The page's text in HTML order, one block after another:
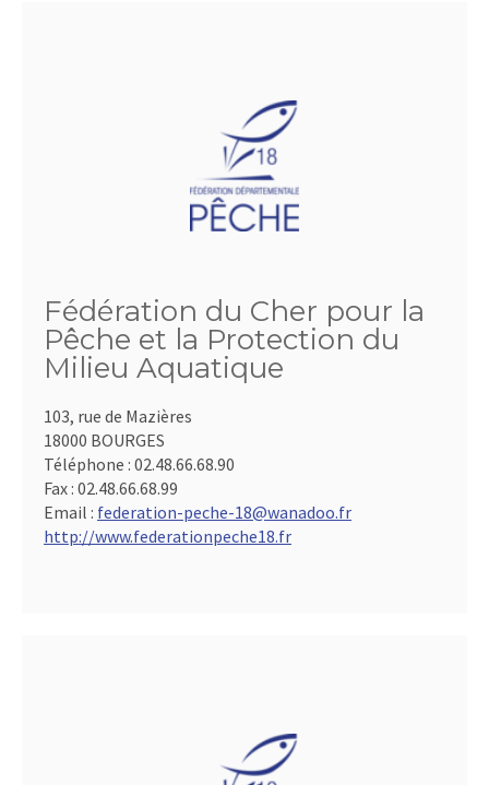
Fédération du Cher pour la
Pêche et la Protection du
Milieu Aquatique
103, rue de Mazières
18000 BOURGES
Téléphone : 02.48.66.68.90
Fax : 02.48.66.68.99
Email : federation-peche-18@wanadoo.fr
http://www.federationpeche18.fr